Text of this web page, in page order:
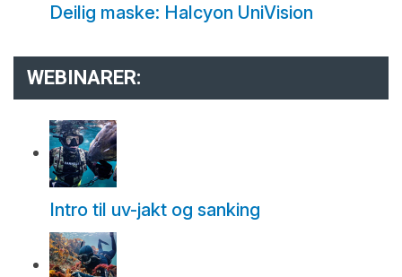
Deilig maske: Halcyon UniVision
WEBINARER:
Intro til uv-jakt og sanking